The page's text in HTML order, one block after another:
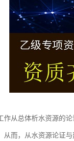
作从总体析水资源的
从而，从水资源论证